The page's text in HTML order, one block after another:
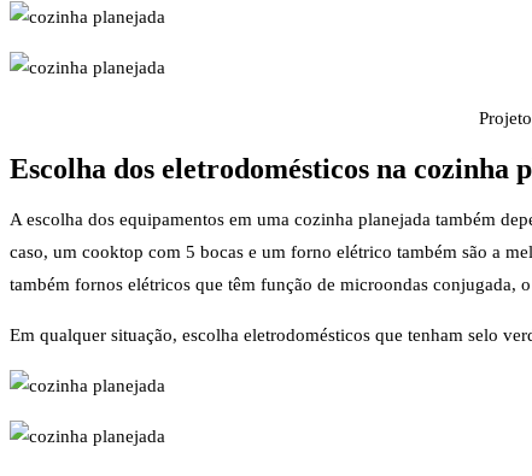
Escolha dos eletrodomésticos na cozinha
A escolha dos equipamentos em uma cozinha planejada também
caso, um cooktop com 5 bocas e um forno elétrico também são a
também fornos elétricos que têm função de microondas conjugada,
Em qualquer situação, escolha eletrodomésticos que tenham selo